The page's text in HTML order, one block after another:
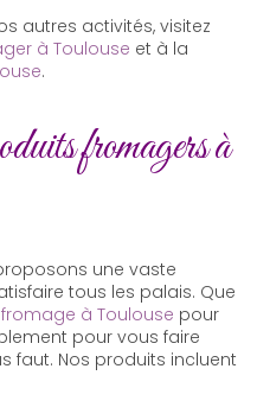
autres activités, visitez
à Toulouse et à la
.
fromagers à
une vaste
tous les palais. Que
à Toulouse pour
pour vous faire
faut. Nos produits incluent